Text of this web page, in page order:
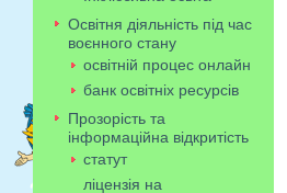
Освітня діяльність під час
воєнного стану
освітній процес онлайн
банк освітніх ресурсів
Прозорість та
інформаційна відкритість
статут
ліцензія на